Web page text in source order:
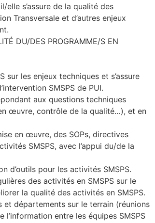
elle s’assure de la qualité des
Transversale et d’autres enjeux
DU/DES PROGRAMME/S EN
les enjeux techniques et s’assure
SMSPS de PUI.
aux questions techniques
œuvre, contrôle de la qualité…), et en
en œuvre, des SOPs, directives
SMSPS, avec l’appui du/de la
d’outils pour les activités SMSPS.
des activités en SMSPS sur le
la qualité des activités en SMSPS.
départements sur le terrain (réunions
entre les équipes SMSPS